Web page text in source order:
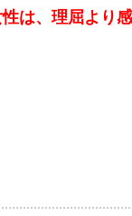
は、理屈より